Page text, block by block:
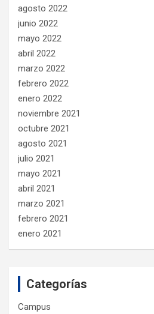
agosto 2022
junio 2022
mayo 2022
abril 2022
marzo 2022
febrero 2022
enero 2022
noviembre 2021
octubre 2021
agosto 2021
julio 2021
mayo 2021
abril 2021
marzo 2021
febrero 2021
enero 2021
Categorías
Campus